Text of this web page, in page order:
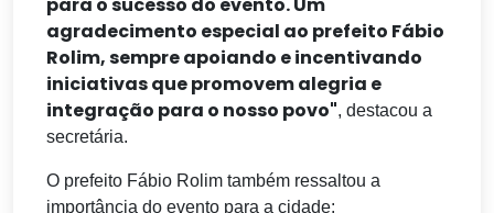
agradecimento especial ao prefeito Fábio
Rolim, sempre apoiando e incentivando
iniciativas que promovem alegria e
integração para o nosso povo", destacou a
secretária.
O prefeito Fábio Rolim também ressaltou a
importância do evento para a cidade: